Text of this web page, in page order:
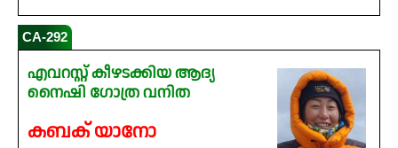
CA-292
എവറസ്റ്റ് കീഴടക്കിയ ആദ്യ
നൈഷി ഗോത്ര വനിത
കബക് യാനോ